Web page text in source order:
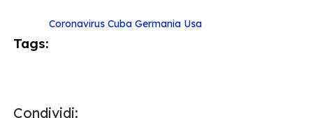
Tags:
Coronavirus Cuba Germania Usa
Condividi: